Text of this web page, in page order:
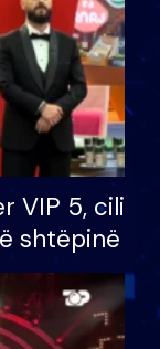
VIP 5, cili
shtëpinë